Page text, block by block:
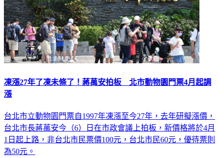
凍漲27年了凍未條了！蔣萬安拍板 北市動物園門票4月起調
漲
台北市立動物園門票自1997年凍漲至今27年，去年研擬漲價，
台北市長蔣萬安今（6）日在市政會議上拍板，新價格將於4月
1日起上路，非台北市民票價100元，台北市民60元，優待票則
為50元。